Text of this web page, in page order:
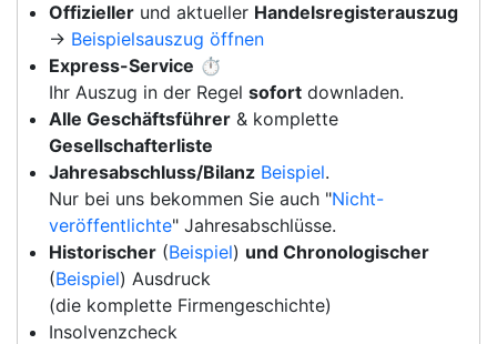
Offizieller und aktueller Handelsregisterauszug
→ Beispielsauszug öffnen
Express-Service ⏱️
Ihr Auszug in der Regel sofort downladen.
Alle Geschäftsführer & komplette
Gesellschafterliste
Jahresabschluss/Bilanz Beispiel.
Nur bei uns bekommen Sie auch "Nicht-
veröffentlichte" Jahresabschlüsse.
Historischer (Beispiel) und Chronologischer
(Beispiel) Ausdruck
(die komplette Firmengeschichte)
Insolvenzcheck